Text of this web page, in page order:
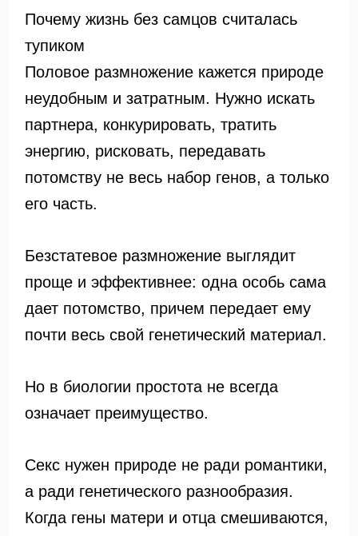
Почему жизнь без самцов считалась
тупиком
Половое размножение кажется природе
неудобным и затратным. Нужно искать
партнера, конкурировать, тратить
энергию, рисковать, передавать
потомству не весь набор генов, а только
его часть.
Безстатевое размножение выглядит
проще и эффективнее: одна особь сама
дает потомство, причем передает ему
почти весь свой генетический материал.
Но в биологии простота не всегда
означает преимущество.
Секс нужен природе не ради романтики,
а ради генетического разнообразия.
Когда гены матери и отца смешиваются,